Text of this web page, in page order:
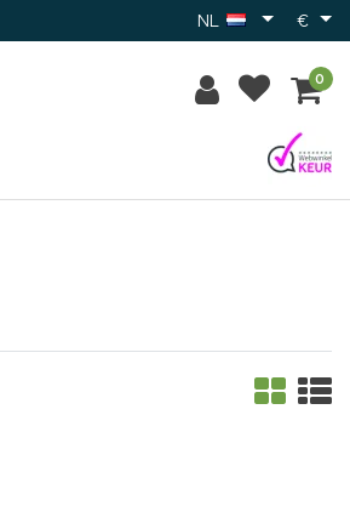
NL €
0